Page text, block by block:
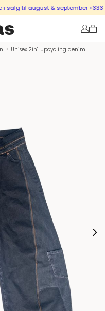
salg til august & september <333
> Unisex 2in1 upcycling denim